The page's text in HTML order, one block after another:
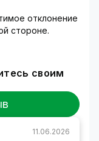
отклонение
стороне.
своим
11.06.2026